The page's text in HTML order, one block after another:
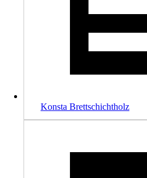
Konsta Brettschichtholz